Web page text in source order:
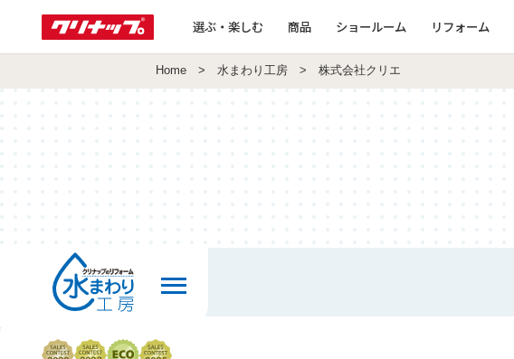
選ぶ・楽しむ 商品 ショールーム リフォーム
Home > 水まわり工房 > 株式会社クリエ